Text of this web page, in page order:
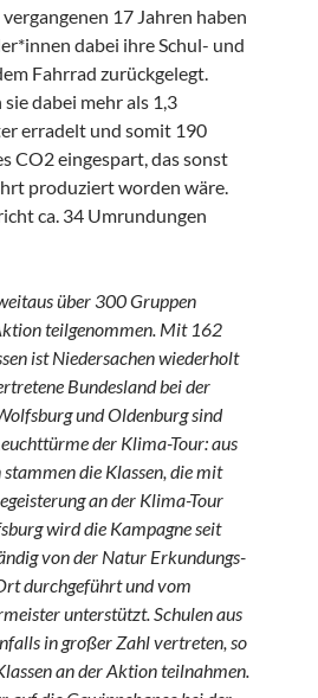
17 Jahren haben
dabei ihre Schul- und
Fahrrad zurückgelegt.
dabei mehr als 1,3
erradelt und somit 190
CO2 eingespart, das sonst
produziert worden wäre.
ca. 34 Umrundungen
über 300 Gruppen
teilgenommen. Mit 162
ist Niedersachen wiederholt
Bundesland bei der
und Oldenburg sind
der Klima-Tour: aus
die Klassen, die mit
an der Klima-Tour
wird die Kampagne seit
von der Natur Erkundungs-
durchgeführt und vom
unterstützt. Schulen aus
in großer Zahl vertreten, so
an der Aktion teilnahmen.